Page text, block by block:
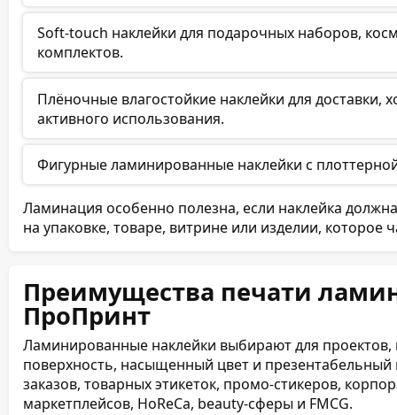
Soft-touch наклейки для подарочных наборов,
комплектов.
Плёночные влагостойкие наклейки для доставки,
активного использования.
Фигурные ламинированные наклейки с
Ламинация особенно полезна, если наклейка
на упаковке, товаре, витрине или изделии, которое
Преимущества печати
ПроПринт
Ламинированные наклейки выбирают для проектов,
поверхность, насыщенный цвет и
заказов, товарных этикеток, промо-стикеров,
маркетплейсов, HoReCa, beauty-сферы и FMCG.